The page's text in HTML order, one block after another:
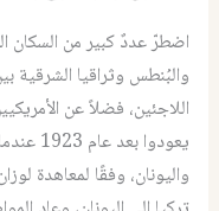
اضطرّ عددٌ كبير من السكان
اللاجئين، فضلاً عن
واليونان، وفقًا لمعاهدة